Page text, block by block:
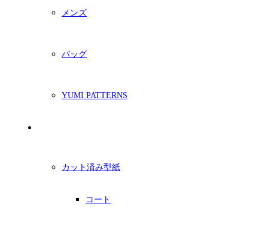
メンズ
バッグ
YUMI PATTERNS
カット済み型紙
コート